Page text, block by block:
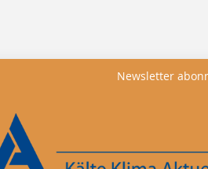
Newsletter